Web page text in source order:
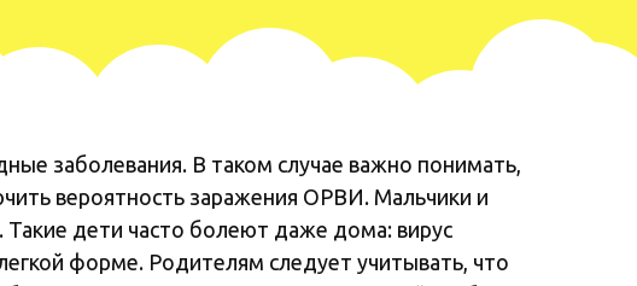
заболевания. В таком случае важно понимать,
вероятность заражения ОРВИ. Мальчики и
дети часто болеют даже дома: вирус
форме. Родителям следует учитывать, что